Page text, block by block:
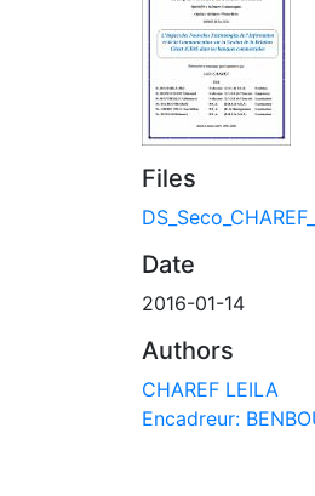
Files
Date
2016-01-14
Authors
CHAREF LEILA
Encadreur: